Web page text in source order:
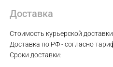
Доставка
Стоимость курьерской
Доставка по РФ - согласно
Сроки доставки:
Telegram